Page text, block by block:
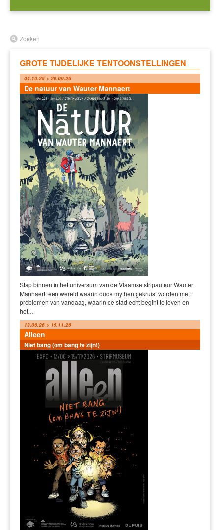
Zoeken
GROTE TIJDELIJKE TENTOONSTELLINGEN
04.10.25 > 20.09.26
De natuur van Wauter Mannaert
Stap binnen in het universum van de Vlaamse stripauteur Wauter
Mannaert: een wereld waarin oude mythen gekruist worden met
problemen van vandaag, waarin de stad echt begint te leven en
het…
13.06.26 > 15.11.26
Alleen
Niet bang (om bang te zijn!)